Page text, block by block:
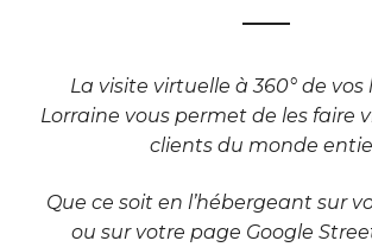
La visite virtuelle à 360° de vos
Lorraine vous permet de les faire
clients du monde
Que ce soit en l’hébergeant sur
ou sur votre page Google